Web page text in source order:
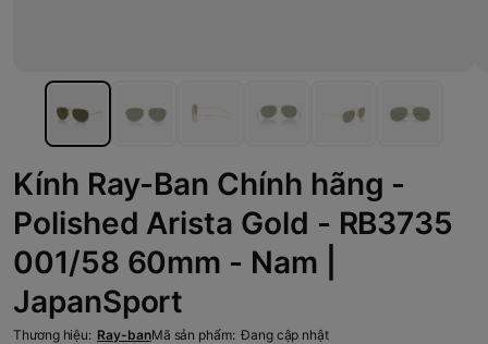
Kính Ray-Ban Chính hãng -
Polished Arista Gold - RB3735
001/58 60mm - Nam |
JapanSport
Thương hiệu: Ray-banMã sản phẩm: Đang cập nhật